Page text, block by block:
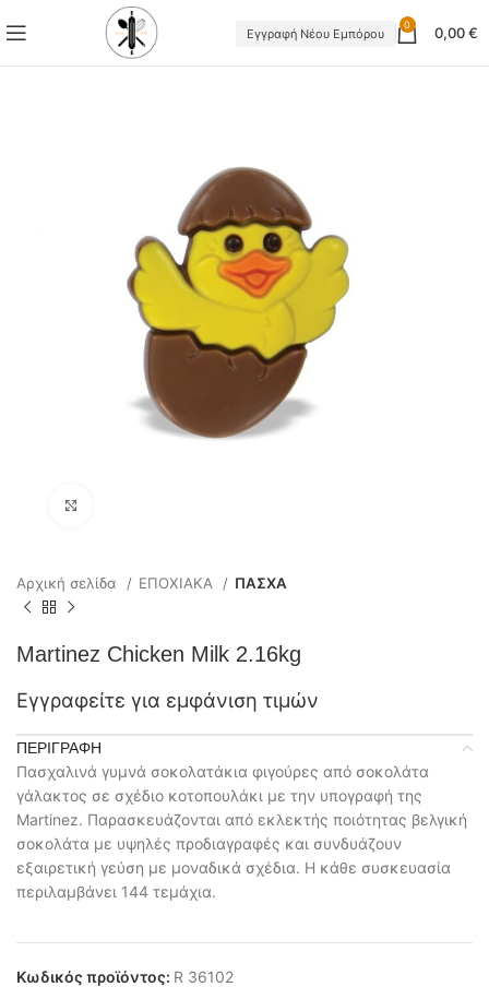
Εγγραφή Νέου Εμπόρου
0 0,00€
Αρχική σελίδα ΕΠΟΧΙΑΚΑ ΠΑΣΧΑ
Martinez Chicken Milk 2.16kg
Εγγραφείτε για εμφάνιση τιμών
ΠΕΡΙΓΡΑΦΉ
Πασχαλινά γυμνά σοκολατάκια φιγούρες από σοκολάτα
γάλακτος σε σχέδιο κοτοπουλάκι με την υπογραφή της
Martinez. Παρασκευάζονται από εκλεκτής ποιότητας βελγική
σοκολάτα με υψηλές προδιαγραφές και συνδυάζουν
εξαιρετική γεύση με μοναδικά σχέδια. Η κάθε συσκευασία
περιλαμβάνει 144 τεμάχια.
Κωδικός προϊόντος: R 36102